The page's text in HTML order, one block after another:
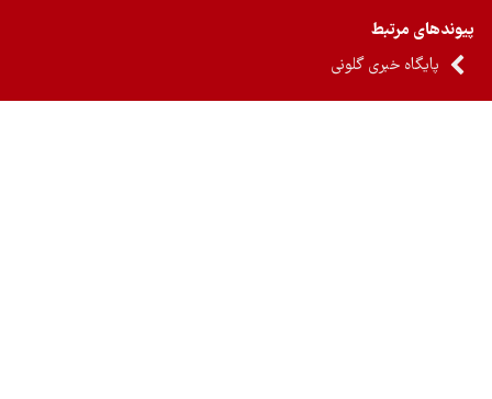
مرتبط
پایگاه خبری گلونی